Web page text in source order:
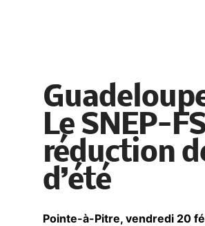
Le SNEP-
réduction
d’été
Pointe-à-Pitre, vendredi 20